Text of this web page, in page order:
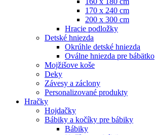
170 x 240 cm
200 x 300 cm
Hracie podložky
Detské hniezda
Okrúhle detské hniezda
Oválne hniezda pre bábätko
Mojžišove koše
Deky
Závesy a záclony
Personalizované produkty
Hračky
Hojdačky
Bábiky a kočíky pre bábiky
Bábiky